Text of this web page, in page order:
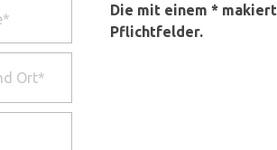
Die mit einem *
Pflichtfelder.